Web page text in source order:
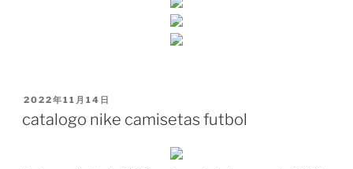
PUBLICADO
2022年11月14日
catalogo nike camisetas futbol